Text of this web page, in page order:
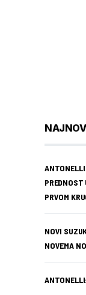
PREDNOST
PRVOM
NOVI
NOVEMA